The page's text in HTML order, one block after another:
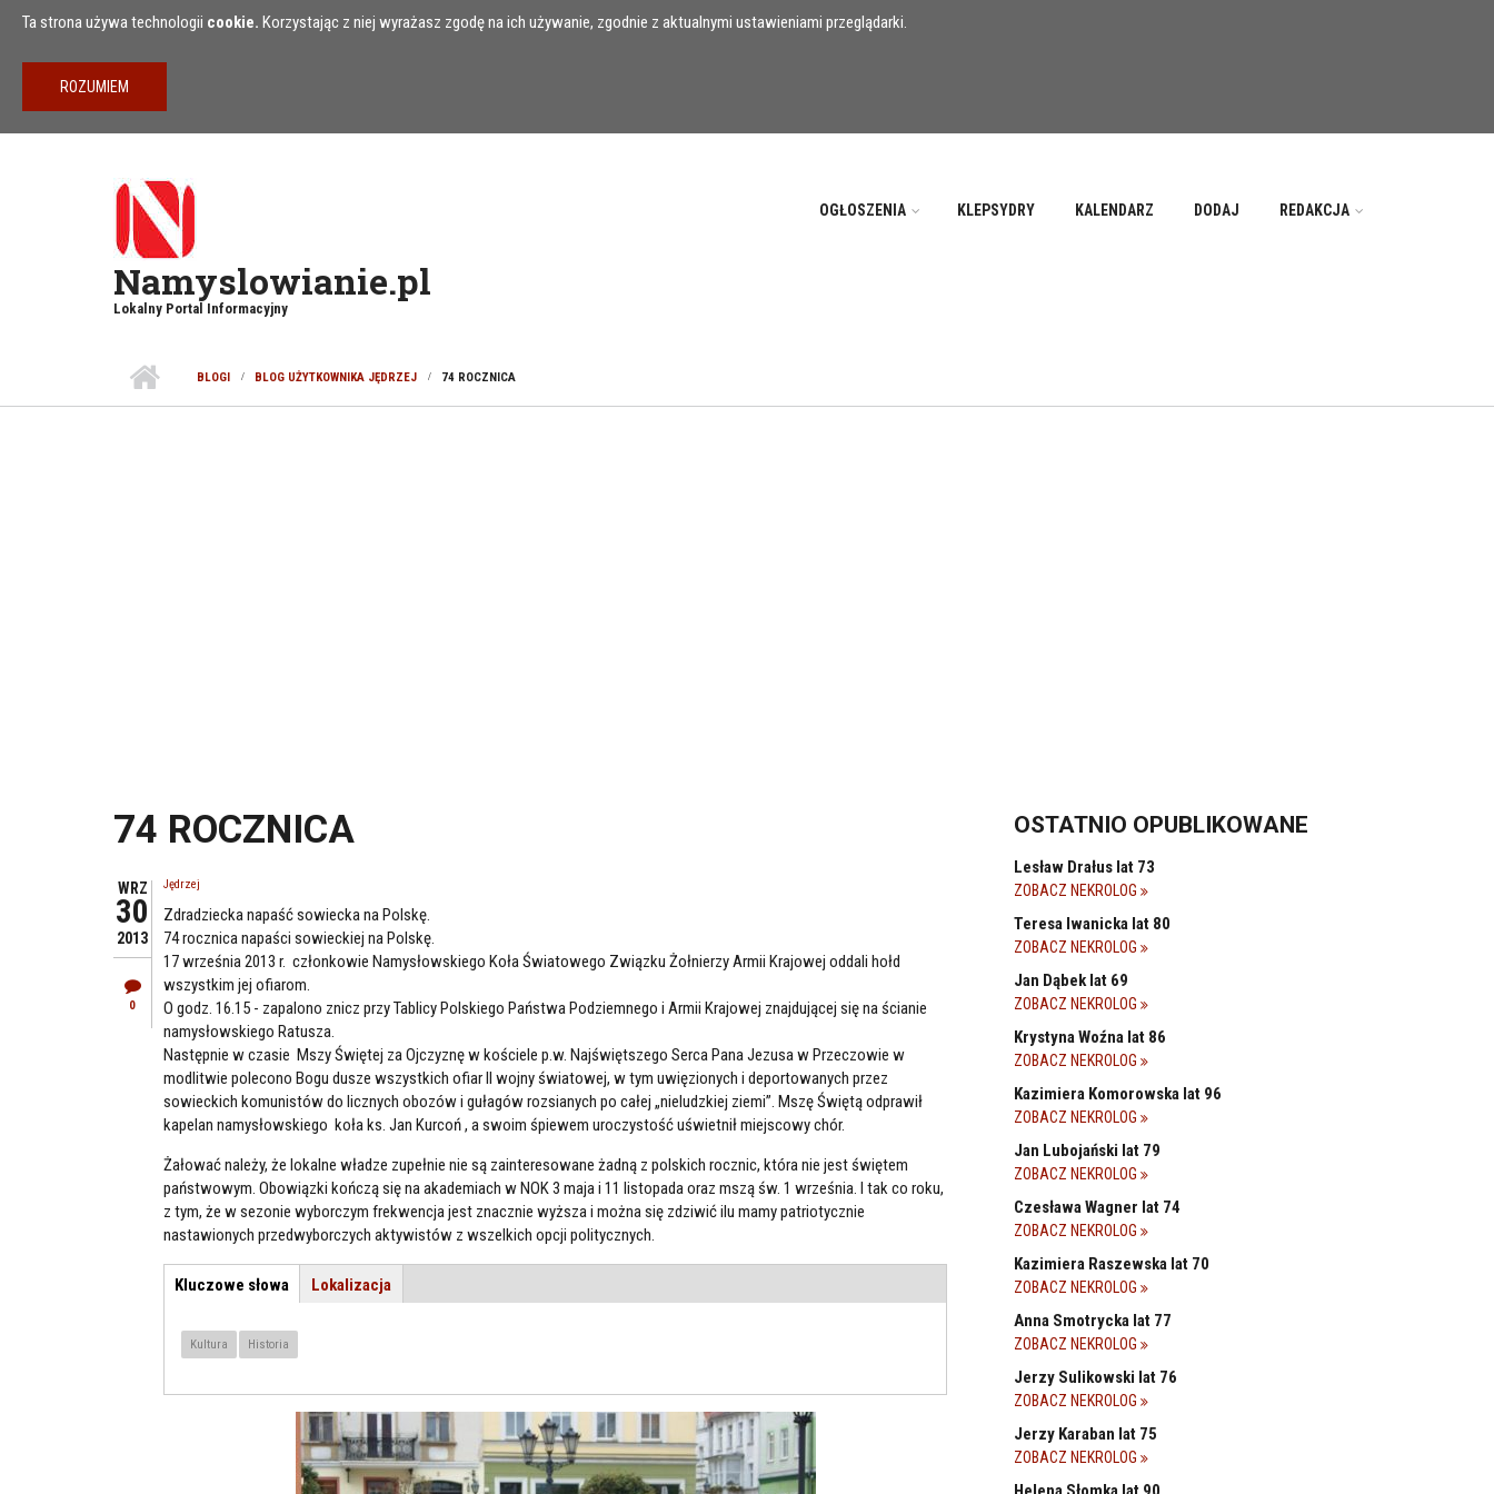
Przejdź do treści
Ta strona używa technologii cookie. Korzystając z niej wyrażasz zgodę na ich używanie, zgodnie z aktualnymi ustawieniami przeglądarki.
Namyslowianie.pl
Lokalny Portal Informacyjny
OGŁOSZENIA KLEPSYDRY KALENDARZ DODAJ REDAKCJA
BLOGI BLOG UŻYTKOWNIKA JĘDRZEJ 74 ROCZNICA
74 ROCZNICA
WRZ
30
2013
0
Jędrzej
Zdradziecka napaść sowiecka na Polskę.
74 rocznica napaści sowieckiej na Polskę.
17 września 2013 r. członkowie Namysłowskiego Koła Światowego Związku Żołnierzy Armii Krajowej oddali hołd
wszystkim jej ofiarom.
O godz. 16.15 - zapalono znicz przy Tablicy Polskiego Państwa Podziemnego i Armii Krajowej znajdującej się na ścianie
namysłowskiego Ratusza.
Następnie w czasie Mszy Świętej za Ojczyznę w kościele p.w. Najświętszego Serca Pana Jezusa w Przeczowie w
modlitwie polecono Bogu dusze wszystkich ofiar II wojny światowej, w tym uwięzionych i deportowanych przez
sowieckich komunistów do licznych obozów i gułagów rozsianych po całej „nieludzkiej ziemi”. Mszę Świętą odprawił
kapelan namysłowskiego koła ks. Jan Kurcoń , a swoim śpiewem uroczystość uświetnił miejscowy chór.
Żałować należy, że lokalne władze zupełnie nie są zainteresowane żadną z polskich rocznic, która nie jest świętem
państwowym. Obowiązki kończą się na akademiach w NOK 3 maja i 11 listopada oraz mszą św. 1 września. I tak co roku,
z tym, że w sezonie wyborczym frekwencja jest znacznie wyższa i można się zdziwić ilu mamy patriotycznie
nastawionych przedwyborczych aktywistów z wszelkich opcji politycznych.
TEMAT / LOKALIZACJA
Kluczowe słowa (aktywna
karta)
Lokalizacja
Kultura Historia
OSTATNIO OPUBLIKOWANE
Lesław Drałus lat 73
ZOBACZ NEKROLOG
Teresa Iwanicka lat 80
ZOBACZ NEKROLOG
Jan Dąbek lat 69
ZOBACZ NEKROLOG
Krystyna Woźna lat 86
ZOBACZ NEKROLOG
Kazimiera Komorowska lat 96
ZOBACZ NEKROLOG
Jan Lubojański lat 79
ZOBACZ NEKROLOG
Czesława Wagner lat 74
ZOBACZ NEKROLOG
Kazimiera Raszewska lat 70
ZOBACZ NEKROLOG
Anna Smotrycka lat 77
ZOBACZ NEKROLOG
Jerzy Sulikowski lat 76
ZOBACZ NEKROLOG
Jerzy Karaban lat 75
ZOBACZ NEKROLOG